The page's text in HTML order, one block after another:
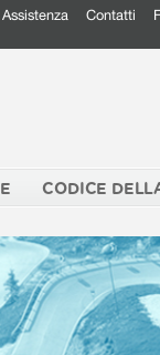
Assistenza Contatti
CODICE